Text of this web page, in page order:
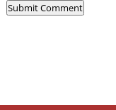
Submit Comment